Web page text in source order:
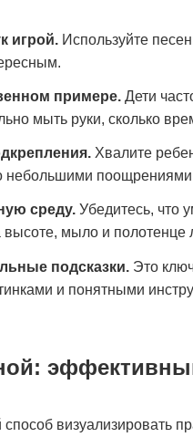
игрой. Используйте
примере. Дети
мыть руки, сколько
Хвалите
небольшими
среду. Убедитесь, что
мыло и полотенце
подсказки. Это
и понятными
визуализировать